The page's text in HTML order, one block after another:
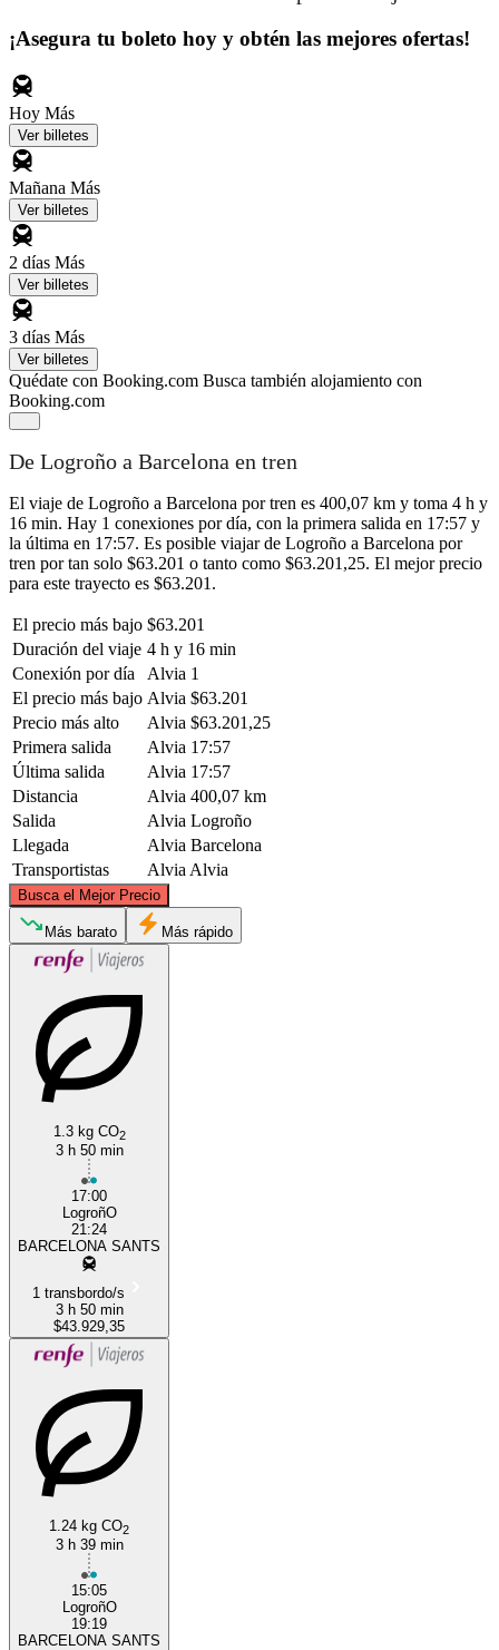
¡Asegura tu boleto hoy y obtén las mejores ofertas!
Hoy Más
Ver billetes
Mañana Más
Ver billetes
2 días Más
Ver billetes
3 días Más
Ver billetes
Quédate con Booking.com Busca también alojamiento con
Booking.com
De Logroño a Barcelona en tren
El viaje de Logroño a Barcelona por tren es 400,07 km y toma 4 h y
16 min. Hay 1 conexiones por día, con la primera salida en 17:57 y
la última en 17:57. Es posible viajar de Logroño a Barcelona por
tren por tan solo $63.201 o tanto como $63.201,25. El mejor precio
para este trayecto es $63.201.
El precio más bajo $63.201
Duración del viaje 4 h y 16 min
Conexión por día
Alvia 1
El precio más bajo Alvia $63.201
Precio más alto
Alvia $63.201,25
Primera salida
Alvia 17:57
Última salida
Alvia 17:57
Distancia
Alvia 400,07 km
Salida
Alvia Logroño
Llegada
Alvia Barcelona
Transportistas
Alvia Alvia
Busca el Mejor Precio
Logroño
Más barato Más rápido
1.3 kg CO2
3 h 50 min
17:00
LogroñO
21:24
BARCELONA SANTS
1 transbordo/s
3 h 50 min
$43.929,35
1.24 kg CO2
3 h 39 min
15:05
LogroñO
19:19
BARCELONA SANTS